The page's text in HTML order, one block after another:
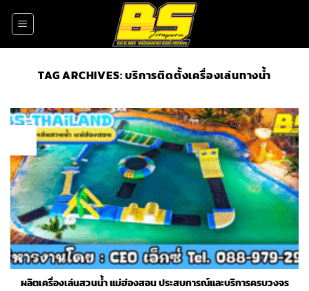
TAG ARCHIVES:บริการติดตั้งเครื่องเล่นทางน้ำ
ผลิตเครื่องเล่นสวนน้ำ แม่ฮ่องสอน ประสบการณ์และบริการครบวงจร